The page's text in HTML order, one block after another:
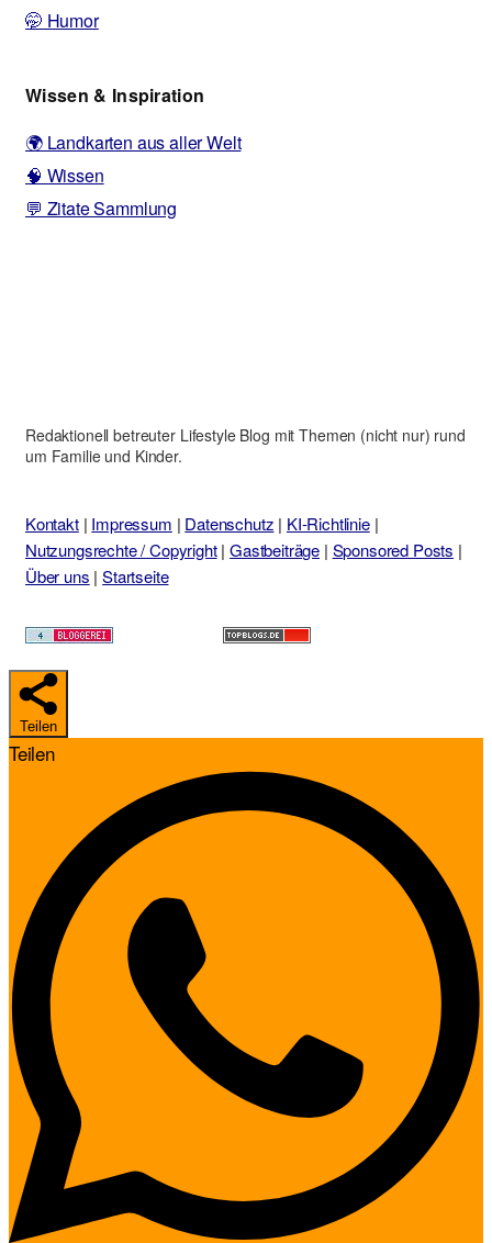
🤭 Humor
Wissen & Inspiration
🌍 Landkarten aus aller Welt
🧠 Wissen
💬 Zitate Sammlung
Redaktionell betreuter Lifestyle Blog mit Themen (nicht nur) rund
um Familie und Kinder.
Kontakt| Impressum | Datenschutz | KI-Richtlinie|
Nutzungsrechte / Copyright|Gastbeiträge | Sponsored Posts |
Über uns |Startseite
Teilen
Teilen